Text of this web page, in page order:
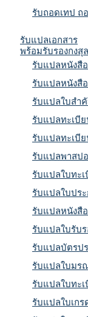
รับถอดเทป ถ
รับแปลเอกสาร
พร้อมรับรองกงสุล
รับแปลหนังสื
รับแปลหนังสื
รับแปลใบสำ
รับแปลทะเบี
รับแปลทะเบี
รับแปลพาสป
รับแปลใบทะ
รับแปลใบปร
รับแปลหนังสื
รับแปลใบรับร
รับแปลบัตรป
รับแปลใบมร
รับแปลใบทะ
รับแปลใบเกร